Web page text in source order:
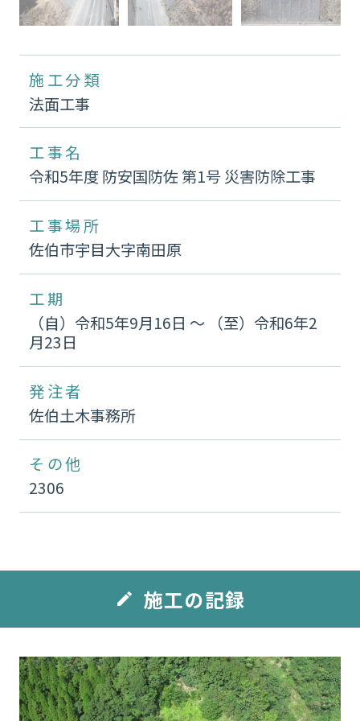
施工分類
法面工事
工事名
令和5年度 防安国防佐 第1号 災害防除工事
工事場所
佐伯市宇目大字南田原
工期
（自）令和5年9月16日 〜 （至）令和6年2
月23日
発注者
佐伯土木事務所
その他
2306
edit 施工の記録